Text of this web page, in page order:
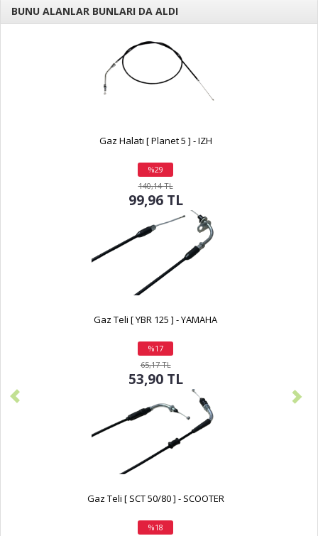
BUNU ALANLAR BUNLARI DA ALDI
Gaz Halatı [ Planet 5 ] - IZH
%29
indirim
140,14 TL
99,96 TL
Gaz Teli [ YBR 125 ] - YAMAHA
%17
indirim
65,17 TL
53,90 TL
Gaz Teli [ SCT 50/80 ] - SCOOTER
%18